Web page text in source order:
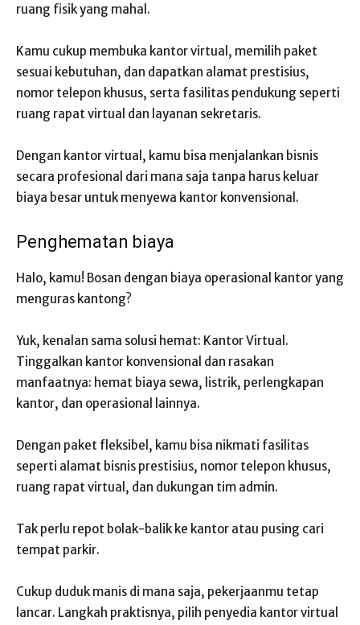
ruang fisik yang mahal.
Kamu cukup membuka kantor virtual, memilih paket
sesuai kebutuhan, dan dapatkan alamat prestisius,
nomor telepon khusus, serta fasilitas pendukung seperti
ruang rapat virtual dan layanan sekretaris.
Dengan kantor virtual, kamu bisa menjalankan bisnis
secara profesional dari mana saja tanpa harus keluar
biaya besar untuk menyewa kantor konvensional.
Penghematan biaya
Halo, kamu! Bosan dengan biaya operasional kantor yang
menguras kantong?
Yuk, kenalan sama solusi hemat: Kantor Virtual.
Tinggalkan kantor konvensional dan rasakan
manfaatnya: hemat biaya sewa, listrik, perlengkapan
kantor, dan operasional lainnya.
Dengan paket fleksibel, kamu bisa nikmati fasilitas
seperti alamat bisnis prestisius, nomor telepon khusus,
ruang rapat virtual, dan dukungan tim admin.
Tak perlu repot bolak-balik ke kantor atau pusing cari
tempat parkir.
Cukup duduk manis di mana saja, pekerjaanmu tetap
lancar. Langkah praktisnya, pilih penyedia kantor virtual